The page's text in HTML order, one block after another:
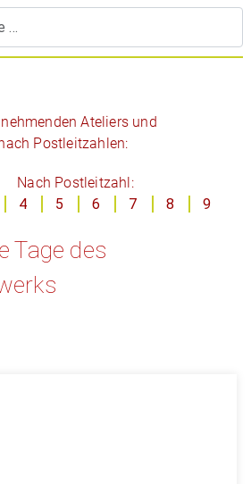
Ateliers und
Postleitzahlen:
Nach Postleitzahl:
4 5 6 7 8 9
Tage des